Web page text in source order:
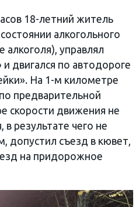
18-летний житель
алкогольного
алкоголя), управлял
двигался по автодороге
На 1-м километре
предварительной
скорости движения не
результате чего не
допустил съезд в кювет,
на придорожное